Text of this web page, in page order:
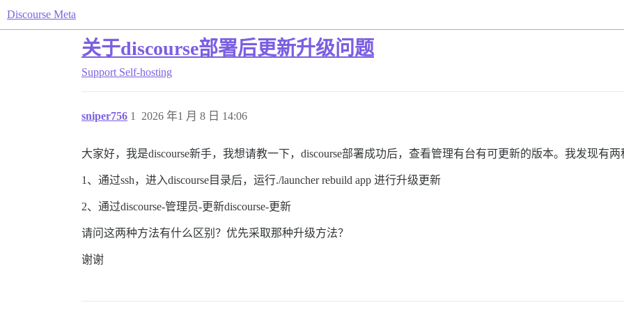
Discourse Meta
关于discourse部署后更新升级问题
Support Self-hosting
sniper756 2026 年1 月 8 日 14:06
1
大家好，我是discourse新手，我想请教一下，discourse部署成功后，查看管理有台有可更新的版本。我发现有两
1、通过ssh，进入discourse目录后，运行./launcher rebuild app 进行升级更新
2、通过discourse-管理员-更新discourse-更新
请问这两种方法有什么区别？优先采取那种升级方法？
谢谢